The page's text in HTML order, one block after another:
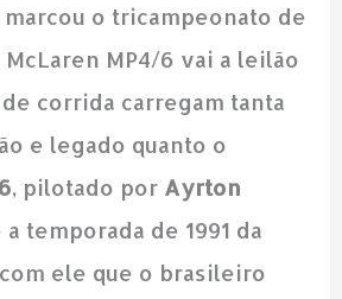
marcou o tricampeonato de
MP4/6 vai a leilão
corrida carregam tanta
e legado quanto o
, pilotado por Ayrton
temporada de 1991 da
ele que o brasileiro